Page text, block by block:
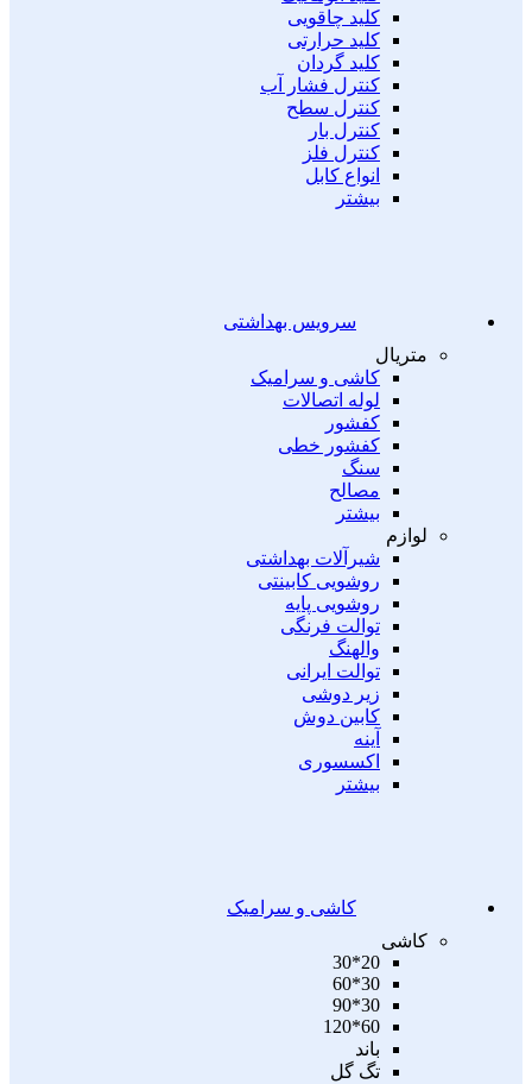
کلید چاقویی
کلید حرارتی
کلید گردان
کنترل فشار آب
کنترل سطح
کنترل بار
کنترل فلز
انواع کابل
بیشتر
سرویس بهداشتی
متریال
کاشی و سرامیک
لوله اتصالات
کفشور
کفشور خطی
سنگ
مصالح
بیشتر
لوازم
شیرآلات بهداشتی
روشویی کابینتی
روشویی پایه
توالت فرنگی
والهنگ
توالت ایرانی
زیر دوشی
کابین دوش
آینه
اکسسوری
بیشتر
کاشی و سرامیک
کاشی
20*30
30*60
30*90
60*120
باند
تگ گل